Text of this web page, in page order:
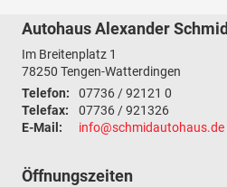
Autohaus Alexander Schmid
Im Breitenplatz 1
78250 Tengen-Watterdingen
Telefon:
07736 / 92121 0
Telefax:
07736 / 921326
E-Mail:
info@schmidautohaus.de
Öffnungszeiten